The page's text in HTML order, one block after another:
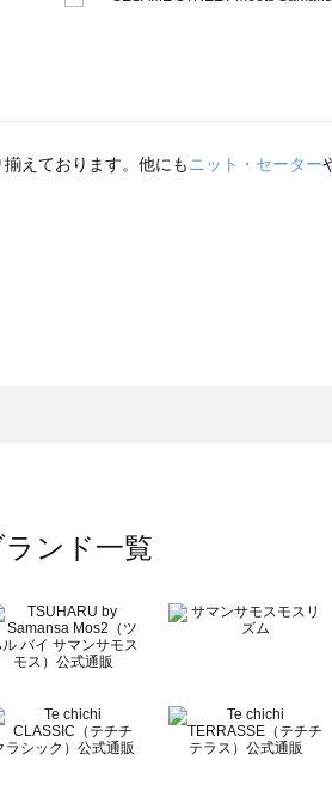
えております。他にもニット・セーター
ランド一覧